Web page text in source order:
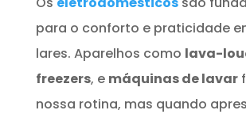
para o conforto e praticidade
lares. Aparelhos como lava-
freezers, e máquinas de lavar
nossa rotina, mas quando